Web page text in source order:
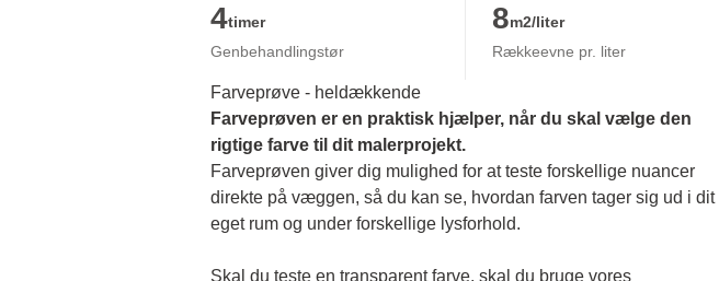
4timer
Genbehandlingstør
8m2/liter
Rækkeevne pr. liter
Farveprøve - heldækkende
Farveprøven er en praktisk hjælper, når du skal vælge den
rigtige farve til dit malerprojekt.
Farveprøven giver dig mulighed for at teste forskellige nuancer
direkte på væggen, så du kan se, hvordan farven tager sig ud i dit
eget rum og under forskellige lysforhold.